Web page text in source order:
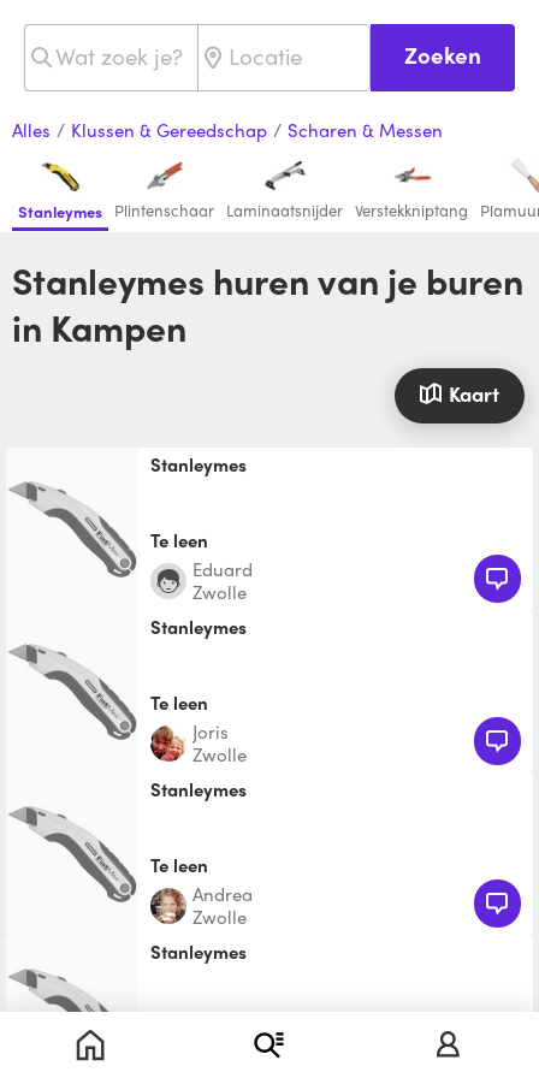
Zoeken
Alles / Klussen & Gereedschap / Scharen & Messen
Stanleymes Plintenschaar Laminaatsnijder Verstekkniptang
Stanleymes huren van je buren
in Kampen
Kaart
Stanleymes
Te leen
Eduard
Zwolle
Stanleymes
Te leen
Joris
Zwolle
Stanleymes
Te leen
Andrea
Zwolle
Stanleymes
Matthieu